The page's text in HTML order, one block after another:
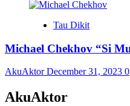
Tau Dikit
Michael Chekhov “Si
AkuAktorDecember 31, 2023 0
AkuAktor